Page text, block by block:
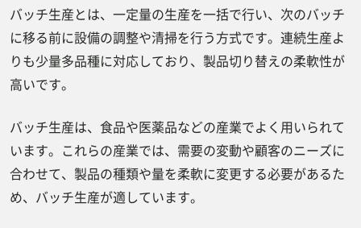
バッチ生産とは、一定量の生産を一括で行い、次のバッチ
に移る前に設備の調整や清掃を行う方式です。連続生産よ
りも少量多品種に対応しており、製品切り替えの柔軟性が
高いです。
バッチ生産は、食品や医薬品などの産業でよく用いられて
います。これらの産業では、需要の変動や顧客のニーズに
合わせて、製品の種類や量を柔軟に変更する必要があるた
め、バッチ生産が適しています。